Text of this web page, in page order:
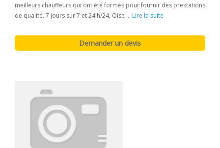
meilleurs chauffeurs qui ont été formés pour fournir des prestations
de qualité. 7 jours sur 7 et 24 h/24, Oise ... Lire la suite